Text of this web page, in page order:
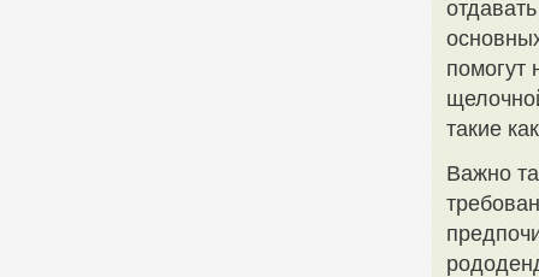
помогут
такие
Важно